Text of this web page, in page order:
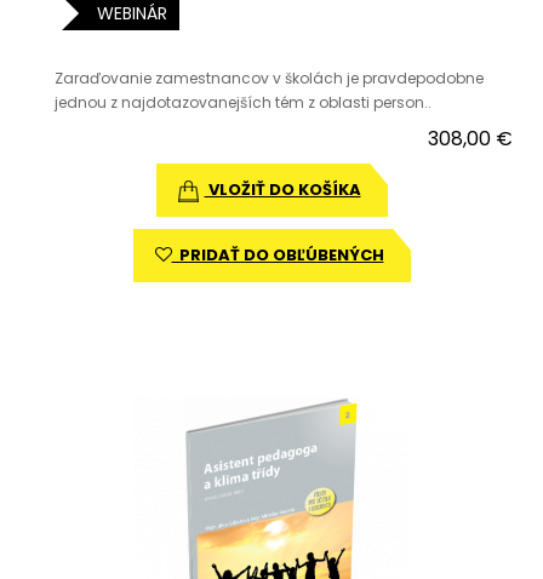
WEBINÁR
Zaraďovanie zamestnancov v školách je pravdepodobne
jednou z najdotazovanejších tém z oblasti person..
308,00 €
VLOŽIŤ DO KOŠÍKA
PRIDAŤ DO OBĽÚBENÝCH